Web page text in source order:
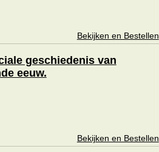
Bekijken en Bestellen
geschiedenis van
eeuw.
Bekijken en Bestellen